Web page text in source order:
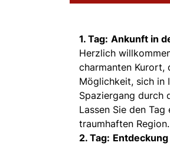
1. Tag: Ankunft in
Herzlich
charmanten Kurort,
Möglichkeit, sich in
Spaziergang durch
Lassen Sie den
traumhaften Region.
2. Tag: